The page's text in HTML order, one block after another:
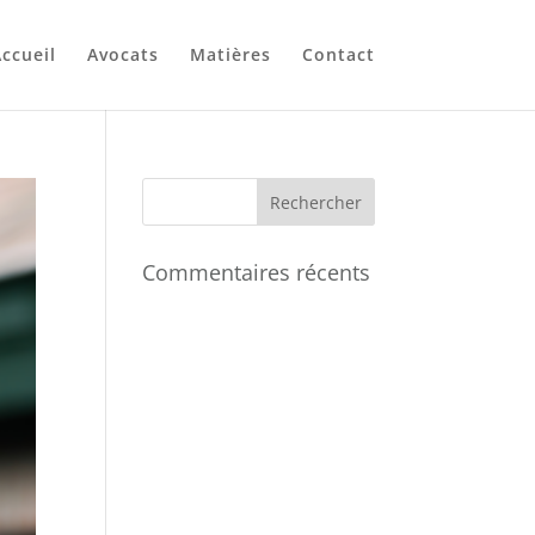
Avocats Matières Contact
Commentaires récents